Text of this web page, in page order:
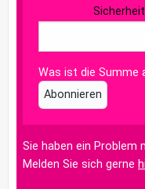
Was ist die Summe
Abonnieren
Sie haben ein Problem
Melden Sie sich gerne